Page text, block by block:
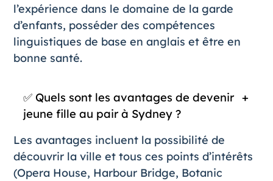
l’expérience dans le domaine de la garde
d’enfants, posséder des compétences
linguistiques de base en anglais et être en
bonne santé.
✅ Quels sont les avantages de devenir
jeune fille au pair à Sydney ?
Les avantages incluent la possibilité de
découvrir la ville et tous ces points d’intérêts
(Opera House, Harbour Bridge, Botanic